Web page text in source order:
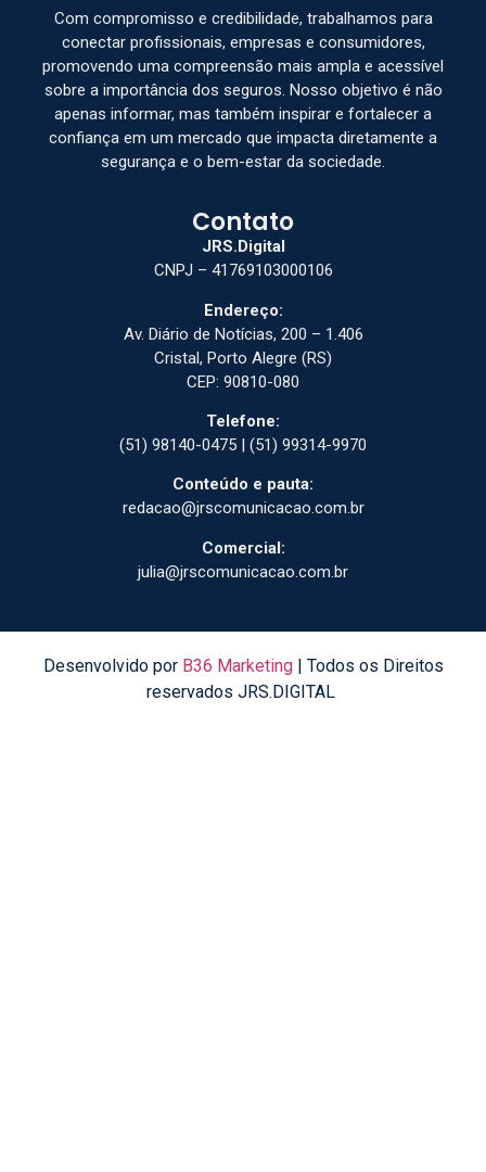
Com compromisso e credibilidade, trabalhamos para
conectar profissionais, empresas e consumidores,
promovendo uma compreensão mais ampla e acessível
sobre a importância dos seguros. Nosso objetivo é não
apenas informar, mas também inspirar e fortalecer a
confiança em um mercado que impacta diretamente a
segurança e o bem-estar da sociedade.
Contato
JRS.Digital
CNPJ – 41769103000106
Endereço:
Av. Diário de Notícias, 200 – 1.406
Cristal, Porto Alegre (RS)
CEP: 90810-080
Telefone:
(51) 98140-0475 | (51) 99314-9970
Conteúdo e pauta:
redacao@jrscomunicacao.com.br
Comercial:
julia@jrscomunicacao.com.br
Desenvolvido por B36 Marketing| Todos os Direitos
reservados JRS.DIGITAL